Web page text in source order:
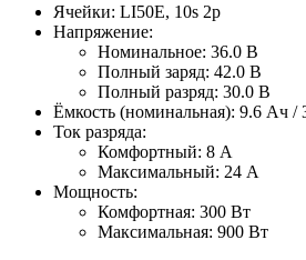
Ячейки: LI50E, 10s 2p
Напряжение:
Номинальное: 36.0 В
Полный заряд: 42.0 В
Полный разряд: 30.0 В
Ёмкость (номинальная): 9.6 Ач /
Ток разряда:
Комфортный: 8 A
Максимальный: 24 A
Мощность:
Комфортная: 300 Вт
Максимальная: 900 Вт